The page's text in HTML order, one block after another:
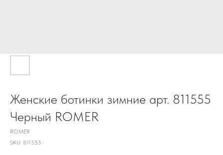
Женские ботинки зимние арт. 811555
Черный ROMER
ROMER
SKU: 811555